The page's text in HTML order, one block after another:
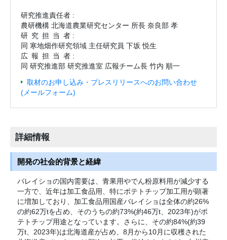
研究推進責任者 :
農研機構 北海道農業研究センター 所長 奈良部 孝
研究担当 者 :
同 寒地畑作研究領域 主任研究員 下坂 悦生
広報担当 者 :
同 研究推進部 研究推進室 広報チーム長 竹内 順一
取材のお申し込み・プレスリリースへのお問い合わせ
(メールフォーム)
詳細情報
開発の社会的背景と経緯
バレイショの国内需要は、青果用やでん粉原料用が減少する
一方で、近年は加工食品用、特にポテトチップ加工用が顕著
に増加しており、加工食品用国産バレイショは全体の約26%
の約62万tを占め、そのうちの約73%(約46万t、2023年)がポ
テトチップ用途となっています。さらに、その約84%(約39
万t、2023年)は北海道産が占め、8月から10月に収穫された